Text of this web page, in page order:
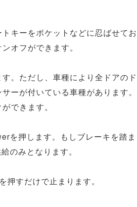
キーをポケットなどに忍ばせてお
オフができます。
。ただし、車種により全ドアのド
ーが付いている車種があります。
できます。
を押します。もしブレーキを踏ま
のみとなります。
すだけで止まります。